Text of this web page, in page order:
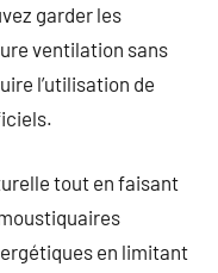
garder les
ventilation sans
l’utilisation de
tout en faisant
en limitant